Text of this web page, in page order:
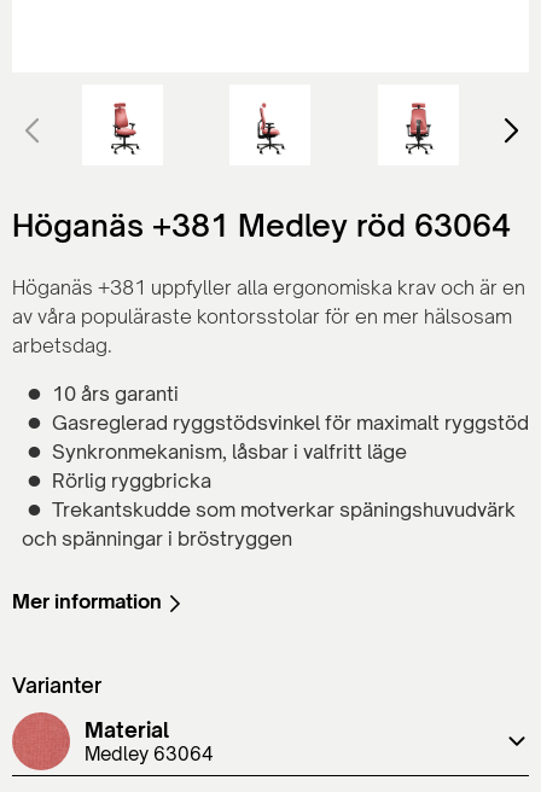
Höganäs +381 Medley röd 63064
Höganäs +381 uppfyller alla ergonomiska krav och är en
av våra populäraste kontorsstolar för en mer hälsosam
arbetsdag.
10 års garanti
Gasreglerad ryggstödsvinkel för maximalt ryggstöd
Synkronmekanism, låsbar i valfritt läge
Rörlig ryggbricka
Trekantskudde som motverkar späningshuvudvärk
och spänningar i bröstryggen
Mer information
Varianter
Material
Medley 63064